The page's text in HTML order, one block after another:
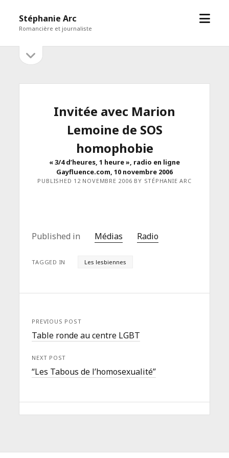
Stéphanie Arc
Romancière et journaliste
open
Sidebar
sidebar
Invitée avec Marion
Lemoine de SOS
homophobie
« 3/4 d’heures, 1 heure », radio en ligne
Gayfluence.com, 10 novembre 2006
PUBLISHED 12 NOVEMBRE 2006 BY STÉPHANIE ARC
Published in Médias Radio
TAGGED IN Les lesbiennes
PREVIOUS POST
Table ronde au centre LGBT
NEXT POST
“Les Tabous de l’homosexualité”